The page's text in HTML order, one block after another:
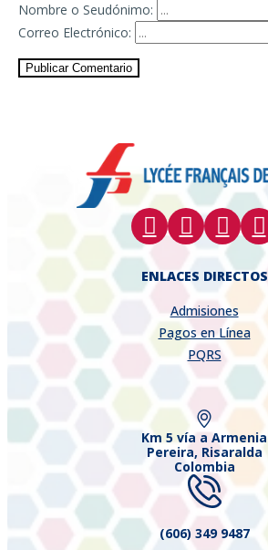
Nombre o Seudónimo:
Correo Electrónico:
Publicar Comentario
ENLACES DIRECTOS
Admisiones
Pagos en Línea
PQRS
Km 5 vía a Armenia
Pereira, Risaralda
Colombia
(606) 349 9487